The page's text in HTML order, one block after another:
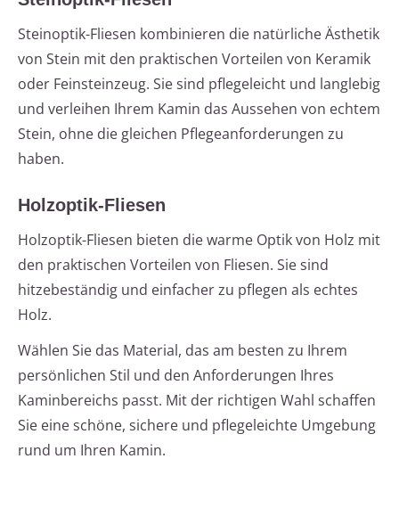
Steinoptik-Fliesen kombinieren die natürliche Ästhetik
von Stein mit den praktischen Vorteilen von Keramik
oder Feinsteinzeug. Sie sind pflegeleicht und langlebig
und verleihen Ihrem Kamin das Aussehen von echtem
Stein, ohne die gleichen Pflegeanforderungen zu
haben.
Holzoptik-Fliesen
Holzoptik-Fliesen bieten die warme Optik von Holz mit
den praktischen Vorteilen von Fliesen. Sie sind
hitzebeständig und einfacher zu pflegen als echtes
Holz.
Wählen Sie das Material, das am besten zu Ihrem
persönlichen Stil und den Anforderungen Ihres
Kaminbereichs passt. Mit der richtigen Wahl schaffen
Sie eine schöne, sichere und pflegeleichte Umgebung
rund um Ihren Kamin.